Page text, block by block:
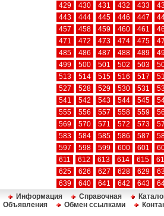
429
430 431 432 433
443
444 445 446 447
457
458 459 460 461
471
472 473 474 475
485
486 487 488 489
499
500 501 502 503
513
514 515 516 517
527
528 529 530 531
541
542 543 544 545
555
556 557 558 559
569
570 571 572 573
583
584 585 586 587
597
598 599 600 601
611
612 613 614 615
625
626 627 628 629
639
640 641 642 643
Информация Справочная
Объявления Обмен ссылками